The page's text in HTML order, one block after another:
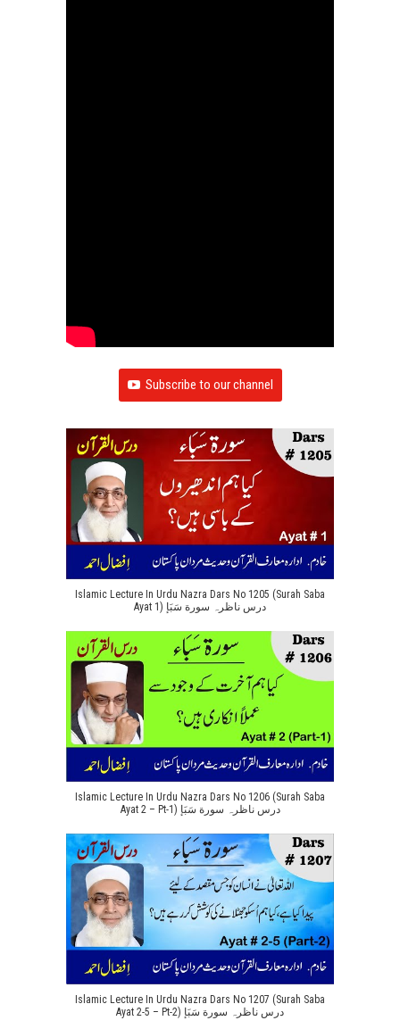
Subscribe to our channel
Islamic Lecture In Urdu Nazra Dars No 1205 (Surah Saba
Ayat 1) درس ناظرہ سورة سَبَإ
Islamic Lecture In Urdu Nazra Dars No 1206 (Surah Saba
Ayat 2 – Pt-1) درس ناظرہ سورة سَبَإ
Islamic Lecture In Urdu Nazra Dars No 1207 (Surah Saba
Ayat 2-5 – Pt-2) درس ناظرہ سورة سَبَإ